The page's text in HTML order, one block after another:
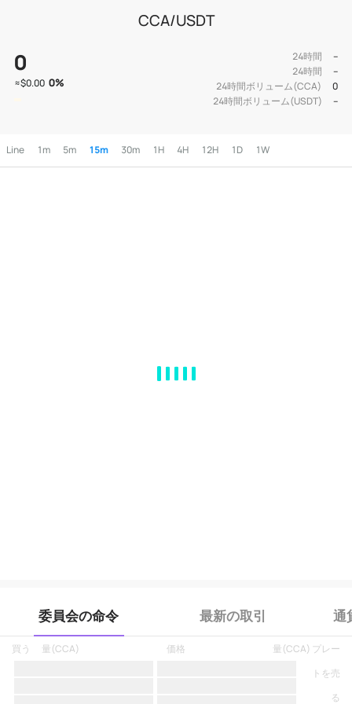
CCA/USDT
0
≈$0.00 0%
24時間
--
24時間
--
24時間ボリューム(CCA)
0
24時間ボリューム(USDT)
--
Line 1m 5m 15m 30m 1H 4H 12H 1D 1W
委員会の命令 最新の取引 通
買う 量(CCA) 価格
プレー
トを売
る
量(CCA)